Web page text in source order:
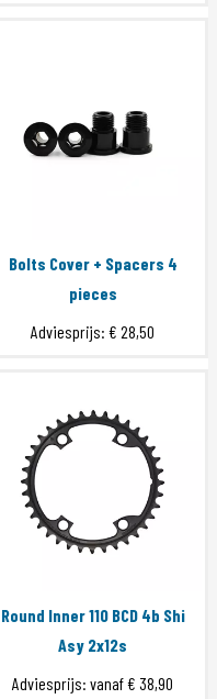
Bolts Cover + Spacers 4
pieces
Adviesprijs: € 28,50
Round Inner 110 BCD 4b Shi
Asy 2x12s
Adviesprijs: vanaf€ 38,90